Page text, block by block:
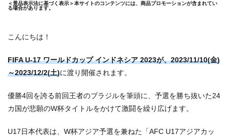
＜景品表示法に基づく表示＞本サイトのコンテンツには、商品プロモーションが含まれてい
る場合があります。
こんにちは！
FIFA U-17 ワールドカップ インドネシア 2023が、2023/11/10(金)
～2023/12/2(土)に渡り開催されます。
優勝4回を誇る前回王者のブラジルを筆頭に、予選を勝ち抜いた24
カ国が悲願のW杯タイトルをかけて激闘を繰り広げます。
U17日本代表は、W杯アジア予選を兼ねた「AFC U17アジアカッ